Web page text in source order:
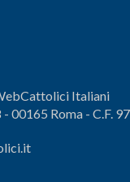
Italiani
00165 Roma - C.F.